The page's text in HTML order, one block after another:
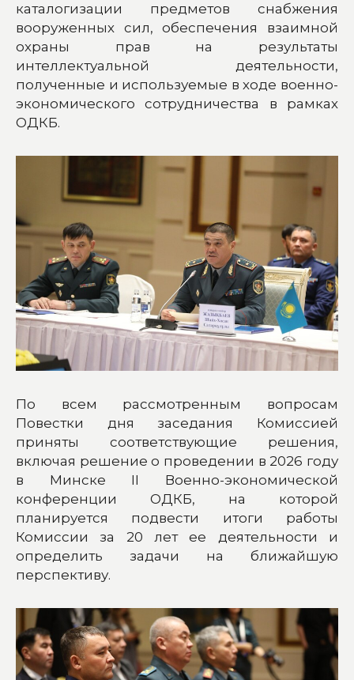
каталогизации предметов снабжения
вооруженных сил, обеспечения взаимной
охраны прав на результаты
интеллектуальной деятельности,
полученные и используемые в ходе военно-
экономического сотрудничества в рамках
ОДКБ.
По всем рассмотренным вопросам
Повестки дня заседания Комиссией
приняты соответствующие решения,
включая решение о проведении в 2026 году
в Минске II Военно-экономической
конференции ОДКБ, на которой
планируется подвести итоги работы
Комиссии за 20 лет ее деятельности и
определить задачи на ближайшую
перспективу.